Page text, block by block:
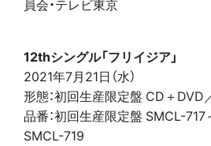
員会・テレビ東京
12thシングル「フリイジア」
2021年7月21日（水）
形態：初回生産限定盤 CD＋
品番：初回生産限定盤 SMCL-
SMCL-719